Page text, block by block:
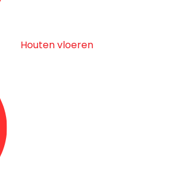
Houten vloeren